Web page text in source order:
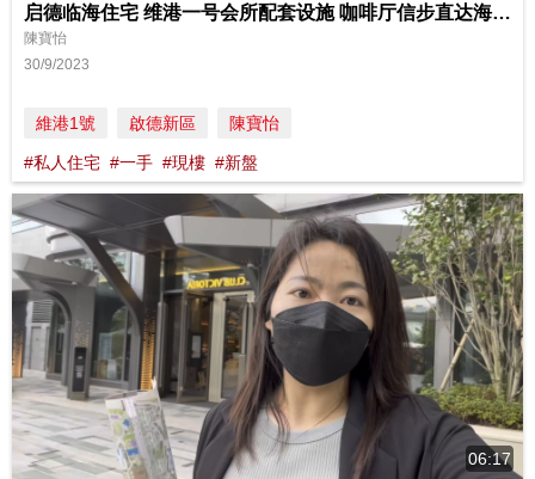
启德临海住宅 维港一号会所配套设施 咖啡厅信步直达海滨长廊
陳寶怡
30/9/2023
維港1號 啟德新區 陳寶怡
#私人住宅 #一手 #現樓 #新盤
06:17